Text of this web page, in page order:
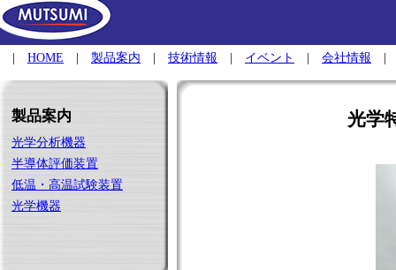
HOME 製品案内 技術情報 イベント 会社情報
製品案内
光学分析機器
半導体評価装置
低温・高温試験装置
光学機器
光学